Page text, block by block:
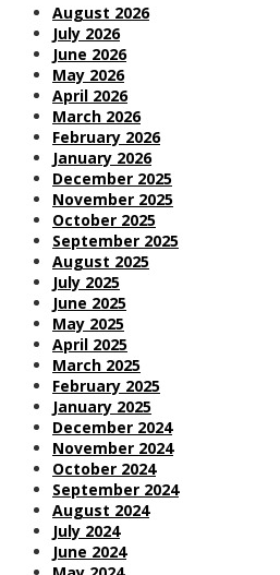
August 2026
July 2026
June 2026
May 2026
April 2026
March 2026
February 2026
January 2026
December 2025
November 2025
October 2025
September 2025
August 2025
July 2025
June 2025
May 2025
April 2025
March 2025
February 2025
January 2025
December 2024
November 2024
October 2024
September 2024
August 2024
July 2024
June 2024